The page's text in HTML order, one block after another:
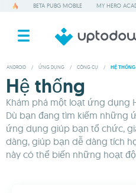
BETA PUBG MOBILE MY HERO
ANDROID / ỨNG DỤNG / CÔNG CỤ / HỆ THỐNG
Hệ thống
Khám phá một loạt ứng dụng
Dù bạn đang tìm kiếm những
ứng dụng giúp bạn tổ chức,
dàng, giúp bạn dễ dàng tích
này có thể biến những hoạt